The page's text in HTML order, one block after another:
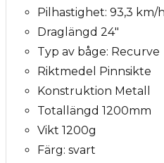
Pilhastighet: 93,3 km/h
Draglängd 24"
Typ av båge: Recurve
Riktmedel Pinnsikte
Konstruktion Metall
Totallängd 1200mm
Vikt 1200g
Färg: svart